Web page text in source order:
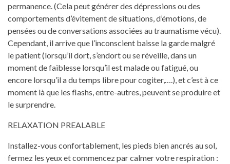
permanence. (Cela peut générer des dépressions ou des
comportements d’évitement de situations, d’émotions, de
pensées ou de conversations associées au traumatisme vécu).
Cependant, il arrive que l’inconscient baisse la garde malgré
le patient (lorsqu’il dort, s’endort ou se réveille, dans un
moment de faiblesse lorsqu’il est malade ou fatigué, ou
encore lorsqu’il a du temps libre pour cogiter,….), et c’est à ce
moment là que les flashs, entre-autres, peuvent se produire et
le surprendre.
RELAXATION PREALABLE
Installez-vous confortablement, les pieds bien ancrés au sol,
fermez les yeux et commencez par calmer votre respiration :